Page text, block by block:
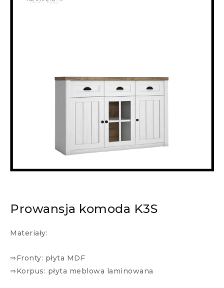
Prowansja komoda K3S
Materiały:
⇒Fronty: płyta MDF
⇒Korpus: płyta meblowa laminowana